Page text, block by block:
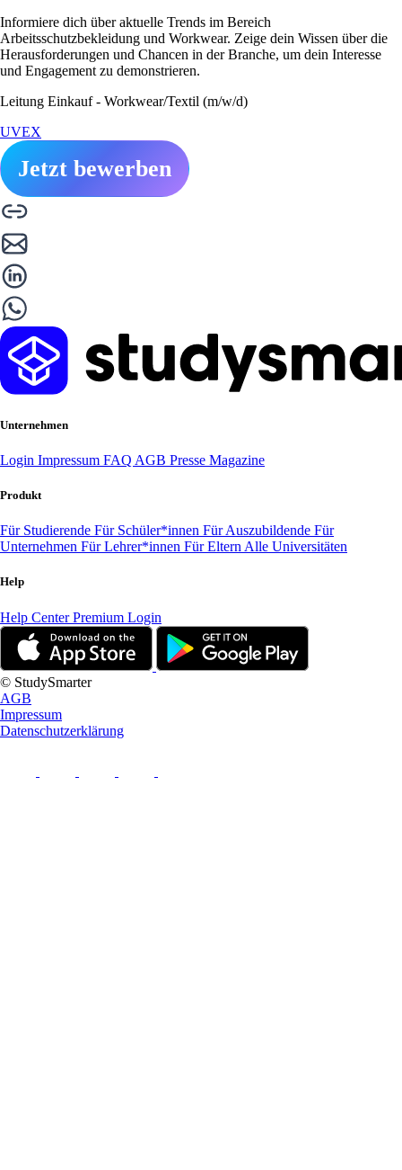
Informiere dich über aktuelle Trends im Bereich
Arbeitsschutzbekleidung und Workwear. Zeige dein Wissen über die
Herausforderungen und Chancen in der Branche, um dein Interesse
und Engagement zu demonstrieren.
Leitung Einkauf - Workwear/Textil (m/w/d)
UVEX
Jetzt bewerben
Unternehmen
Login Impressum FAQ AGB Presse Magazine
Produkt
Für Studierende Für Schüler*innen Für Auszubildende Für
Unternehmen Für Lehrer*innen Für Eltern Alle Universitäten
Help
Help CenterPremium Login
© StudySmarter
AGB
Impressum
Datenschutzerklärung